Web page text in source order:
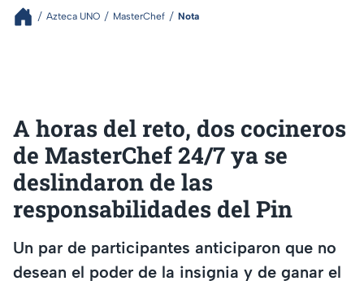
Azteca UNO MasterChef Nota
A horas del reto, dos cocineros
de MasterChef 24/7 ya se
deslindaron de las
responsabilidades del Pin
Un par de participantes anticiparon que no
desean el poder de la insignia y de ganar el